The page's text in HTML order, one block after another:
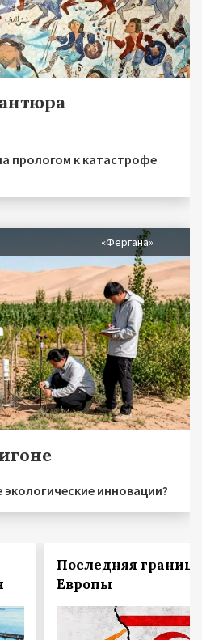
прологом к катастрофе
«Фергана»
инновации?
Последняя граница
Европы